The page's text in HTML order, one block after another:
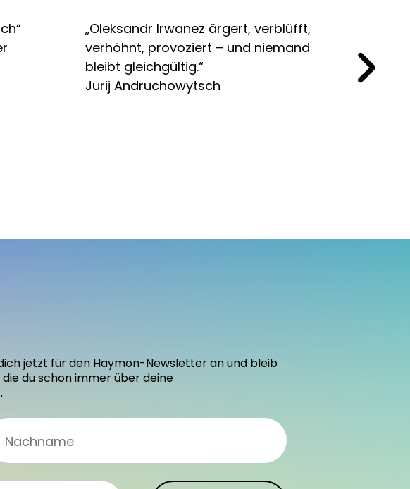
„Oleksandr Irwanez ärgert, verblüfft,
verhöhnt, provoziert – und niemand
bleibt gleichgültig.“
Jurij Andruchowytsch
Andrej
jetzt für den Haymon-Newsletter an und bleib
du schon immer über deine